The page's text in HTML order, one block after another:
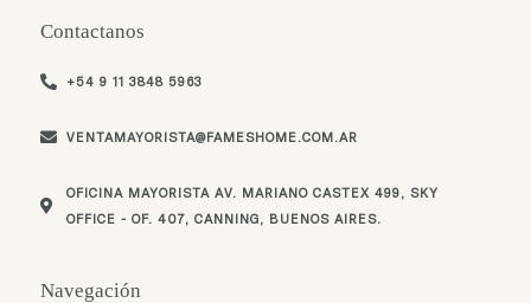
Navegación
Contactanos
+54 9 11 3848 5963
VENTAMAYORISTA@FAMESHOME.COM.AR
OFICINA MAYORISTA AV. MARIANO CASTEX 499, SKY
OFFICE - OF. 407, CANNING, BUENOS AIRES.
r